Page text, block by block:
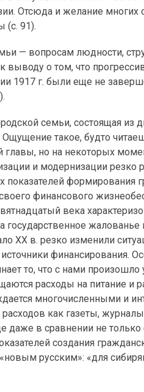
Отсюда и желание многих
(с. 91).
— вопросам людности,
выводу о том, что
1917 г. были еще не
семьи, состоящая из
такое, будто
но на некоторых
и модернизации
показателей формирования
финансового
века
XX в. резко изменили
финансирования.
то, что с нами
расходы на питание и
многочисленными и
как газеты,
в сравнении не только
создания
русским»: «для